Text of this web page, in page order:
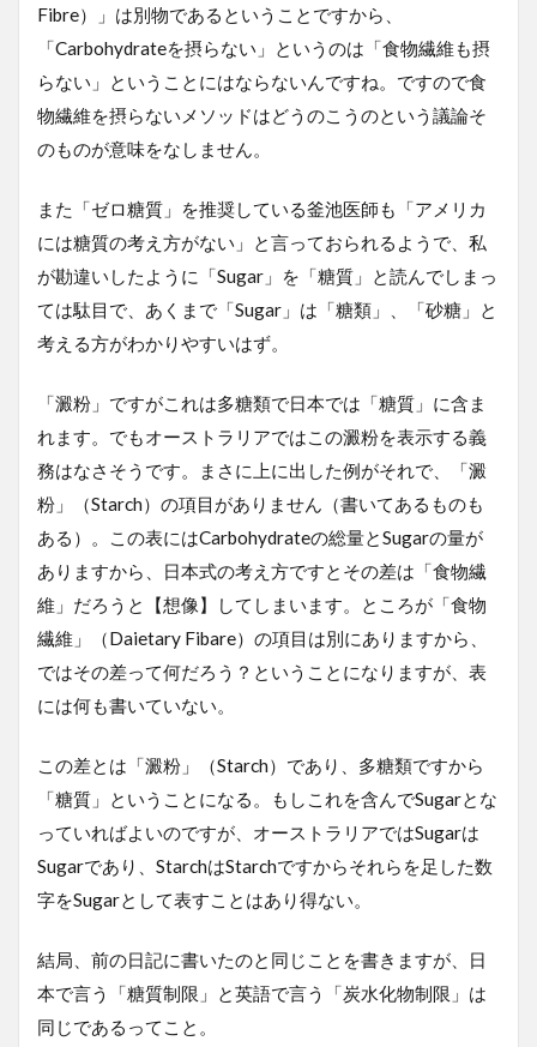
Fibre）」は別物であるということですから、
「Carbohydrateを摂らない」というのは「食物繊維も摂
らない」ということにはならないんですね。ですので食
物繊維を摂らないメソッドはどうのこうのという議論そ
のものが意味をなしません。
また「ゼロ糖質」を推奨している釜池医師も「アメリカ
には糖質の考え方がない」と言っておられるようで、私
が勘違いしたように「Sugar」を「糖質」と読んでしまっ
ては駄目で、あくまで「Sugar」は「糖類」、「砂糖」と
考える方がわかりやすいはず。
「澱粉」ですがこれは多糖類で日本では「糖質」に含ま
れます。でもオーストラリアではこの澱粉を表示する義
務はなさそうです。まさに上に出した例がそれで、「澱
粉」（Starch）の項目がありません（書いてあるものも
ある）。この表にはCarbohydrateの総量とSugarの量が
ありますから、日本式の考え方ですとその差は「食物繊
維」だろうと【想像】してしまいます。ところが「食物
繊維」（Daietary Fibare）の項目は別にありますから、
ではその差って何だろう？ということになりますが、表
には何も書いていない。
この差とは「澱粉」（Starch）であり、多糖類ですから
「糖質」ということになる。もしこれを含んでSugarとな
っていればよいのですが、オーストラリアではSugarは
Sugarであり、StarchはStarchですからそれらを足した数
字をSugarとして表すことはあり得ない。
結局、前の日記に書いたのと同じことを書きますが、日
本で言う「糖質制限」と英語で言う「炭水化物制限」は
同じであるってこと。